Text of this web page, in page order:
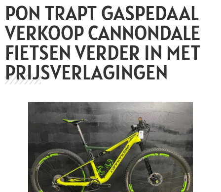
PON TRAPT GASPEDAAL
VERKOOP CANNONDALE
FIETSEN VERDER IN MET
PRIJSVERLAGINGEN